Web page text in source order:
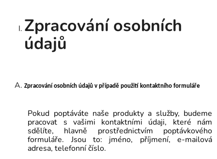
Zpracování osobních
údajů
Zpracování osobních údajů v případě použití kontaktního formuláře
Pokud poptáváte naše produkty a služby, budeme
pracovat s vašimi kontaktními údaji, které nám
sdělíte, hlavně prostřednictvím poptávkového
formuláře. Jsou to: jméno, příjmení, e-mailová
adresa, telefonní číslo.